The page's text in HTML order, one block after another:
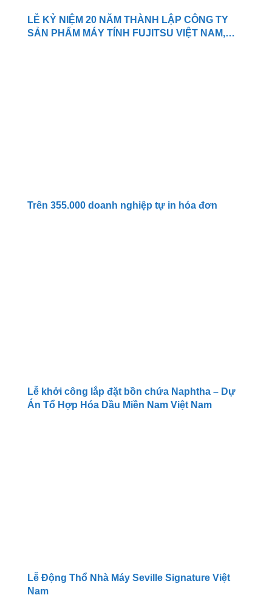
LỄ KỶ NIỆM 20 NĂM THÀNH LẬP CÔNG TY
SẢN PHẨM MÁY TÍNH FUJITSU VIỆT NAM,
Trên 355.000 doanh nghiệp tự in hóa đơn
Lễ khởi công lắp đặt bồn chứa Naphtha – Dự
Án Tổ Hợp Hóa Dầu Miền Nam Việt Nam
Lễ Động Thổ Nhà Máy Seville Signature Việt
Nam